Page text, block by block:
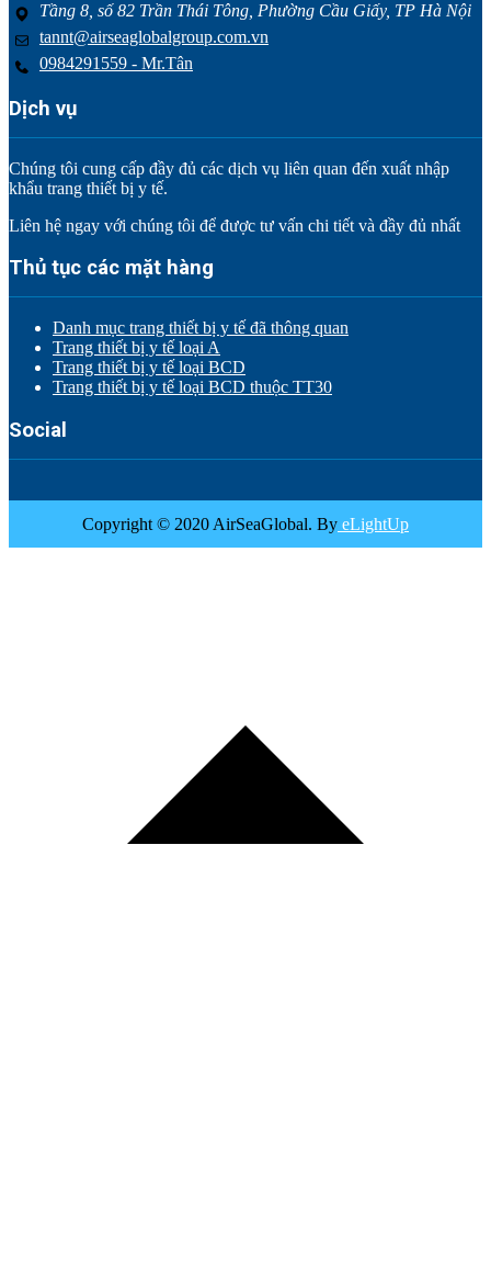
Tầng 8, số 82 Trần Thái Tông, Phường Cầu Giấy, TP Hà Nội
tannt@airseaglobalgroup.com.vn
0984291559 - Mr.Tân
Dịch vụ
Chúng tôi cung cấp đầy đủ các dịch vụ liên quan đến xuất nhập
khẩu trang thiết bị y tế.
Liên hệ ngay với chúng tôi để được tư vấn chi tiết và đầy đủ nhất
Thủ tục các mặt hàng
Danh mục trang thiết bị y tế đã thông quan
Trang thiết bị y tế loại A
Trang thiết bị y tế loại BCD
Trang thiết bị y tế loại BCD thuộc TT30
Social
Copyright © 2020 AirSeaGlobal. By eLightUp